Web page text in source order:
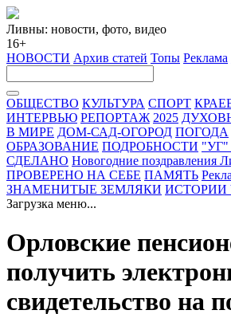
Ливны: новости, фото, видео
16+
НОВОСТИ Архив статей Топы Реклама
ОБЩЕСТВО КУЛЬТУРА СПОРТ
ИНТЕРВЬЮ РЕПОРТАЖ 2025
В МИРЕ ДОМ-САД-ОГОРОД ПОГОДА
ОБРАЗОВАНИЕ ПОДРОБНОСТИ
СДЕЛАНО Новогодние поздравления
ПРОВЕРЕНО НА СЕБЕ ПАМЯТЬ
ЗНАМЕНИТЫЕ ЗЕМЛЯКИ ИСТОРИИ
Загрузка меню...
Орловские
получить
свидетельство на